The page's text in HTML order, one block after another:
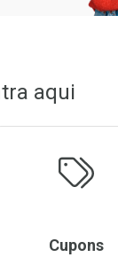
aqui
Cupons